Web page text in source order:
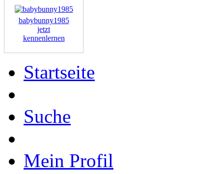
babybunny1985
jetzt
kennenlernen
Startseite
Suche
Mein Profil